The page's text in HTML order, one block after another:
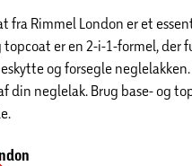
fra Rimmel London er et
topcoat er en 2-i-1-formel, der
og forsegle
din neglelak. Brug base- og